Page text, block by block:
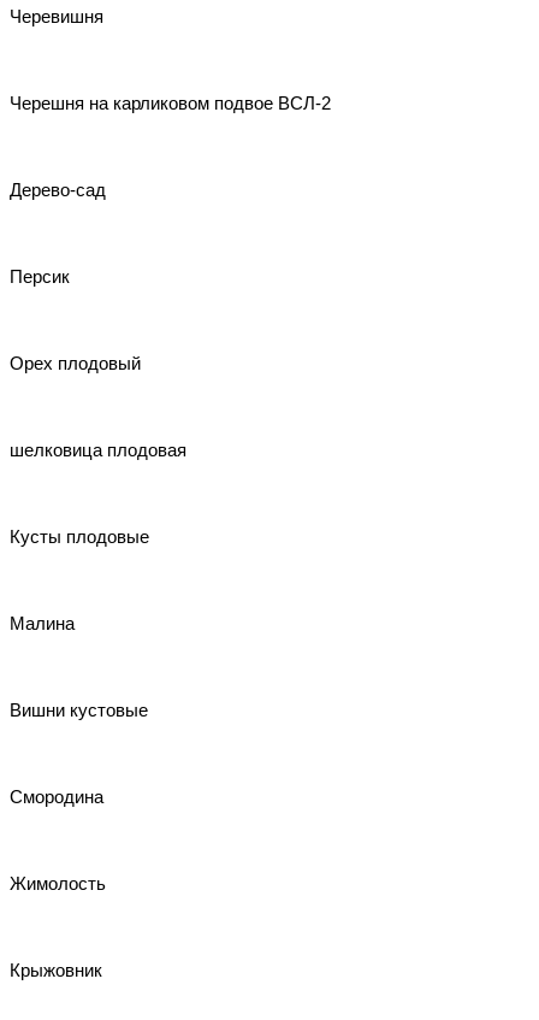
Черевишня
Черешня на карликовом подвое ВСЛ-2
Дерево-сад
Персик
Орех плодовый
шелковица плодовая
Кусты плодовые
Малина
Вишни кустовые
Смородина
Жимолость
Крыжовник